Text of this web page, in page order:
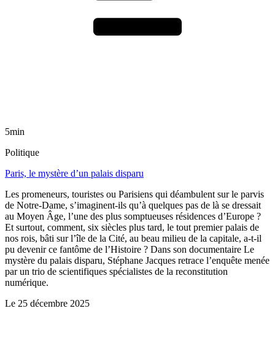
5min
Politique
Paris, le mystère d’un palais disparu
Les promeneurs, touristes ou Parisiens qui déambulent sur le parvis
de Notre-Dame, s’imaginent-ils qu’à quelques pas de là se dressait
au Moyen Âge, l’une des plus somptueuses résidences d’Europe ?
Et surtout, comment, six siècles plus tard, le tout premier palais de
nos rois, bâti sur l’île de la Cité, au beau milieu de la capitale, a-t-il
pu devenir ce fantôme de l’Histoire ? Dans son documentaire Le
mystère du palais disparu, Stéphane Jacques retrace l’enquête menée
par un trio de scientifiques spécialistes de la reconstitution
numérique.
Le 25 décembre 2025